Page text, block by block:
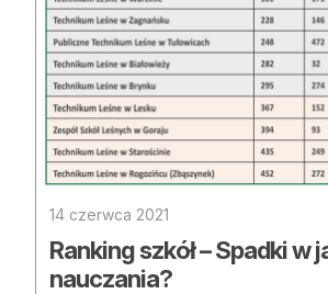
14 czerwca 2021
Ranking szkół – Spadki w
nauczania?